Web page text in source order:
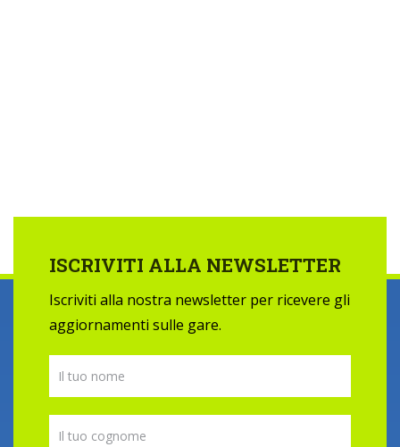
ISCRIVITI ALLA NEWSLETTER
Iscriviti alla nostra newsletter per ricevere gli
aggiornamenti sulle gare.